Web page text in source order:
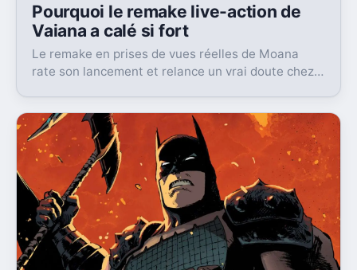
Pourquoi le remake live-action de
Vaiana a calé si fort
Le remake en prises de vues réelles de Moana
rate son lancement et relance un vrai doute chez